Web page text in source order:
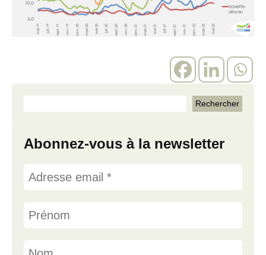
Abonnez-vous à la newsletter